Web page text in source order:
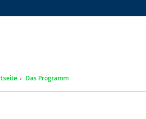
Das Programm